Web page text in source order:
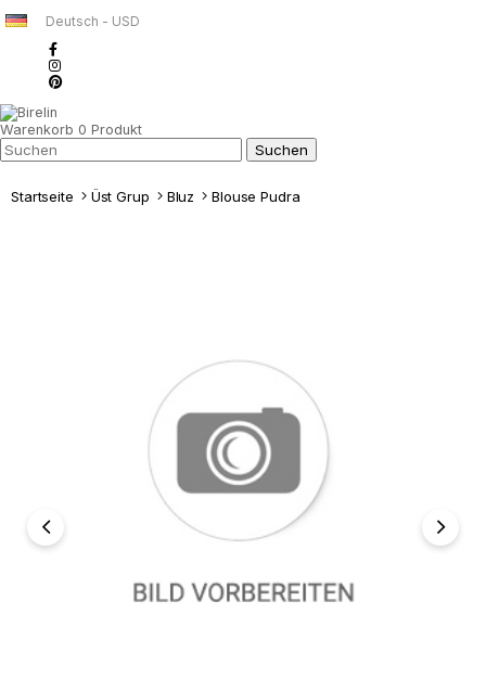
Deutsch - USD
Warenkorb 0 Produkt
Startseite Üst Grup Bluz Blouse Pudra